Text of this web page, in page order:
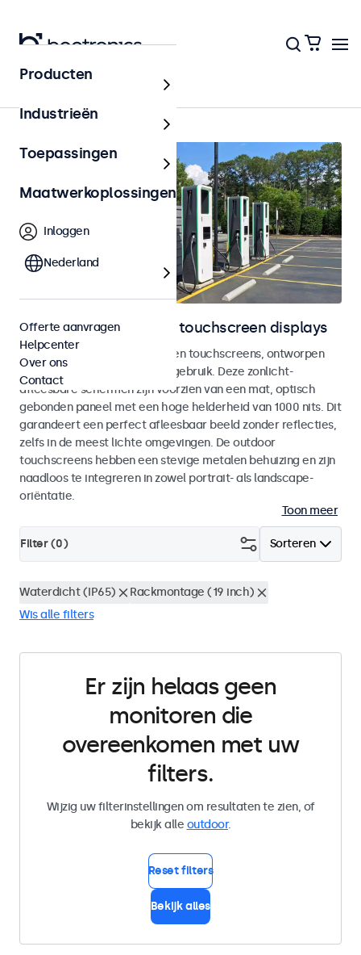
Home
Outdoor monitoren en touchscreen displays
Weersbestendige monitoren en touchscreens, ontworpen
voor zowel binnen- als buitengebruik. Deze zonlicht-
afleesbare schermen zijn voorzien van een mat, optisch
gebonden paneel met een hoge helderheid van 1000 nits. Dit
garandeert een perfect afleesbaar beeld zonder reflecties,
zelfs in de meest lichte omgevingen. De outdoor
touchscreens hebben een stevige metalen behuizing en zijn
naadloos te integreren in zowel portrait- als landscape-
oriëntatie.
Toon meer
Sorteren
Filter (0)
Waterdicht (IP65)
Rackmontage (19 inch)
Wis alle filters
Er zijn helaas geen
monitoren die
overeenkomen met uw
filters.
Wijzig uw filterinstellingen om resultaten te zien, of
bekijk alle outdoor.
Reset filters
Bekijk alles
Producten
Industrieën
Toepassingen
Maatwerkoplossingen
Inloggen
Nederland
Offerte aanvragen
Helpcenter
Over ons
Contact